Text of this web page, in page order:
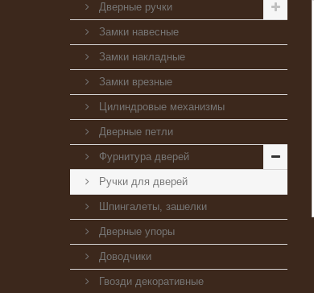
Дверные ручки
Замки навесные
Замки накладные
Замки врезные
Цилиндровые механизмы
Дверные петли
Фурнитура дверей
Ручки для дверей
Шпингалеты, зашелки
Дверные упоры
Доводчики
Гвозди декоративные